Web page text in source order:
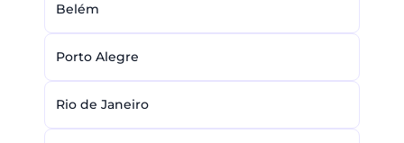
Belém
Porto Alegre
Rio de Janeiro